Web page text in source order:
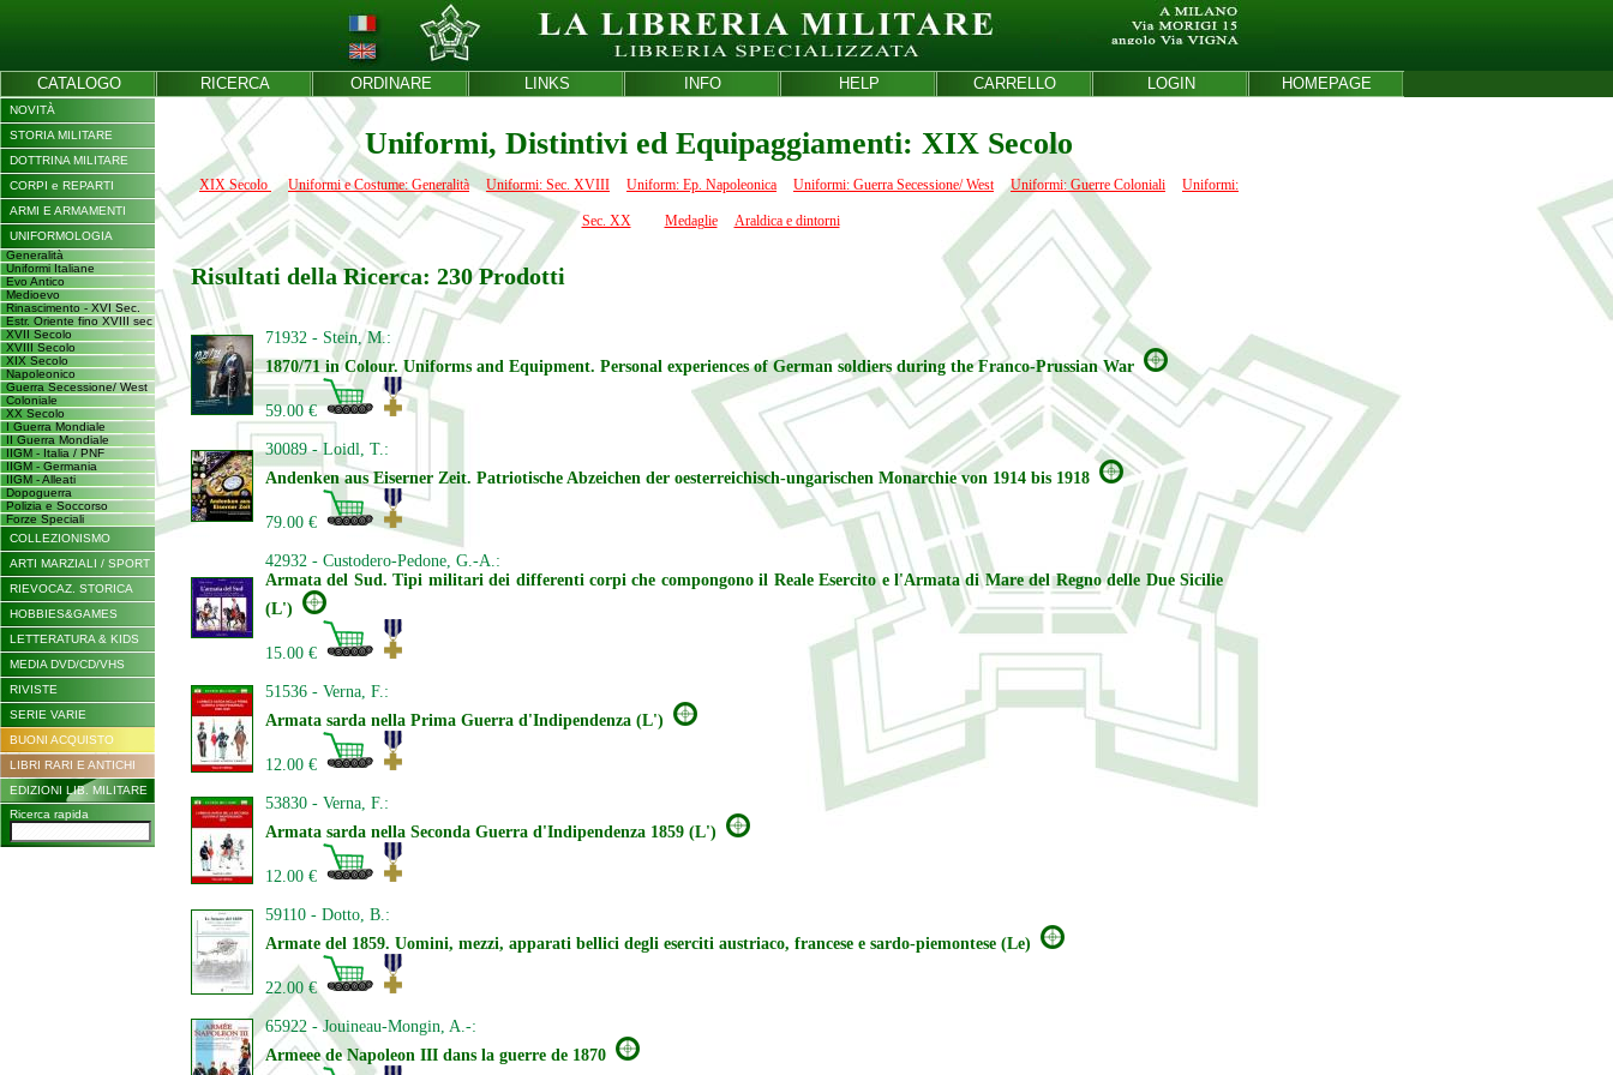
CATALOGO RICERCA ORDINARE LINKS INFO HELP CARRELLO LOGIN HOMEPAGE
NOVITÀ
STORIA MILITARE
DOTTRINA MILITARE
CORPI e REPARTI
ARMI E ARMAMENTI
UNIFORMOLOGIA
Generalità
Uniformi Italiane
Evo Antico
Medioevo
Rinascimento - XVI Sec.
Estr. Oriente fino XVIII sec
XVII Secolo
XVIII Secolo
XIX Secolo
Napoleonico
Guerra Secessione/ West
Coloniale
XX Secolo
I Guerra Mondiale
II Guerra Mondiale
IIGM - Italia / PNF
IIGM - Germania
IIGM - Alleati
Dopoguerra
Polizia e Soccorso
Forze Speciali
COLLEZIONISMO
ARTI MARZIALI / SPORT
RIEVOCAZ. STORICA
HOBBIES&GAMES
LETTERATURA & KIDS
MEDIA DVD/CD/VHS
RIVISTE
SERIE VARIE
BUONI ACQUISTO
LIBRI RARI E ANTICHI
EDIZIONI LIB. MILITARE
Ricerca rapida
Uniformi, Distintivi ed Equipaggiamenti: XIX Secolo
XIX Secolo Uniformi e Costume: Generalità Uniformi: Sec. XVIII Uniform: Ep. Napoleonica Uniformi: Guerra Secessione/ West Uniformi: Guerre Coloniali Uniformi:
Sec. XX Medaglie Araldica e dintorni
Risultati della Ricerca: 230 Prodotti
71932 - Stein, M.:
1870/71 in Colour. Uniforms and Equipment. Personal experiences of German soldiers during the Franco-Prussian War
59.00 €
30089 - Loidl, T.:
Andenken aus Eiserner Zeit. Patriotische Abzeichen der oesterreichisch-ungarischen Monarchie von 1914 bis 1918
79.00 €
42932 - Custodero-Pedone, G.-A.:
Armata del Sud. Tipi militari dei differenti corpi che compongono il Reale Esercito e l'Armata di Mare del Regno delle Due Sicilie
(L')
15.00 €
51536 - Verna, F.:
Armata sarda nella Prima Guerra d'Indipendenza (L')
12.00 €
53830 - Verna, F.:
Armata sarda nella Seconda Guerra d'Indipendenza 1859 (L')
12.00 €
59110 - Dotto, B.:
Armate del 1859. Uomini, mezzi, apparati bellici degli eserciti austriaco, francese e sardo-piemontese (Le)
22.00 €
65922 - Jouineau-Mongin, A.-:
Armeee de Napoleon III dans la guerre de 1870